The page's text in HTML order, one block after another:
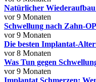
Natürlicher
vor 9 Monaten
Schwellung nach Zahn-
vor 9 Monaten
Die besten Implantat-
vor 8 Monaten
Was Tun gegen
vor 9 Monaten
Implantat Schmerzen: